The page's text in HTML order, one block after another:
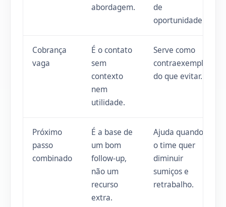
abordagem.
de
oportunidade.
Cobrança
vaga
É o contato
sem
contexto
nem
utilidade.
Serve como
contraexemplo
do que evitar.
Próximo
passo
combinado
É a base de
um bom
follow-up,
não um
recurso
extra.
Ajuda quando
o time quer
diminuir
sumiços e
retrabalho.